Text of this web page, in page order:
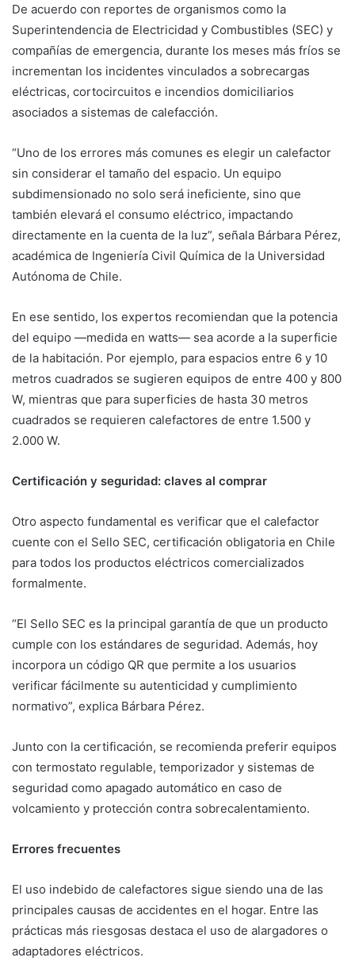
De acuerdo con reportes de organismos como la
Superintendencia de Electricidad y Combustibles (SEC) y
compañías de emergencia, durante los meses más fríos se
incrementan los incidentes vinculados a sobrecargas
eléctricas, cortocircuitos e incendios domiciliarios
asociados a sistemas de calefacción.
“Uno de los errores más comunes es elegir un calefactor
sin considerar el tamaño del espacio. Un equipo
subdimensionado no solo será ineficiente, sino que
también elevará el consumo eléctrico, impactando
directamente en la cuenta de la luz”, señala Bárbara Pérez,
académica de Ingeniería Civil Química de la Universidad
Autónoma de Chile.
En ese sentido, los expertos recomiendan que la potencia
del equipo —medida en watts— sea acorde a la superficie
de la habitación. Por ejemplo, para espacios entre 6 y 10
metros cuadrados se sugieren equipos de entre 400 y 800
W, mientras que para superficies de hasta 30 metros
cuadrados se requieren calefactores de entre 1.500 y
2.000 W.
Certificación y seguridad: claves al comprar
Otro aspecto fundamental es verificar que el calefactor
cuente con el Sello SEC, certificación obligatoria en Chile
para todos los productos eléctricos comercializados
formalmente.
“El Sello SEC es la principal garantía de que un producto
cumple con los estándares de seguridad. Además, hoy
incorpora un código QR que permite a los usuarios
verificar fácilmente su autenticidad y cumplimiento
normativo”, explica Bárbara Pérez.
Junto con la certificación, se recomienda preferir equipos
con termostato regulable, temporizador y sistemas de
seguridad como apagado automático en caso de
volcamiento y protección contra sobrecalentamiento.
Errores frecuentes
El uso indebido de calefactores sigue siendo una de las
principales causas de accidentes en el hogar. Entre las
prácticas más riesgosas destaca el uso de alargadores o
adaptadores eléctricos.